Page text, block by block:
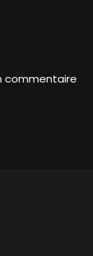
commentaire